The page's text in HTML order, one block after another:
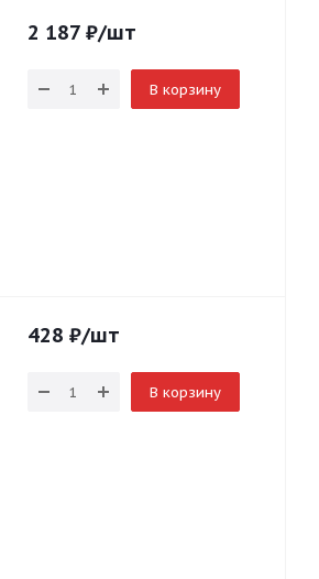
2 187 ₽/шт
В корзину
428 ₽/шт
В корзину